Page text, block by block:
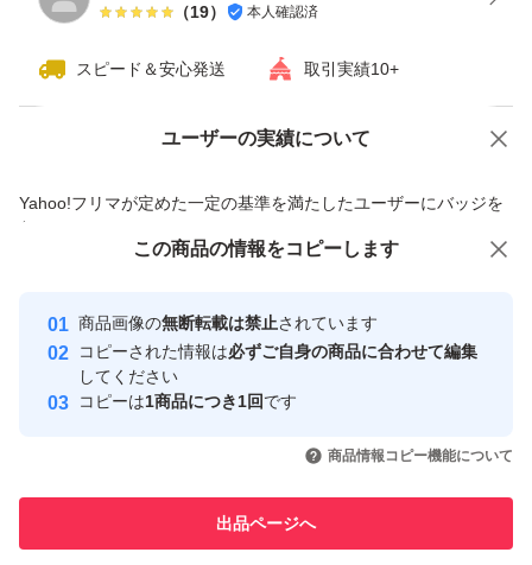
（19） 本人確認済
スピード＆安心発送 取引実績10+
ユーザーの実績について
Yahoo!フリマが定めた一定の基準を満たしたユーザーにバッジを
付与しています
安心取引出品者
心・安全なユーザーです
取引実績
引を完了させた実績があります
での取引実績があります
価格の相談 商品への質問
この商品の情報をコピーします
商品画像の無断転載は禁止されています
コピーされた情報は必ずご自身の商品に合わせて編集
してください
コピーは1商品につき1回です
商品情報コピー機能について
出品ページへ
この商品をみている人にオススメ